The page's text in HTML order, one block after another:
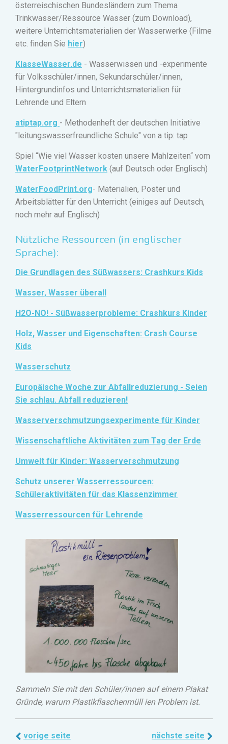
österreischischen Bundesländern zum Thema
Trinkwasser/Ressource Wasser (zum Download),
weitere Unterrichtsmaterialien der Wasserwerke (Filme
etc. finden Sie hier)
KlasseWasser.de - Wasserwissen und -experimente
für Volksschüler/innen, Sekundarschüler/innen,
Hintergrundinfos und Unterrichtsmaterialien für
Lehrende und Eltern
atiptap.org - Methodenheft der deutschen Initiative
"leitungswasserfreundliche Schule" von a tip: tap
Spiel “Wie viel Wasser kosten unsere Mahlzeiten“ vom
WaterFootprintNetwork (auf Deutsch oder Englisch)
WaterFoodPrint.org- Materialien, Poster und
Arbeitsblätter für den Unterricht (einiges auf Deutsch,
noch mehr auf Englisch)
Nützliche Ressourcen (in englischer
Sprache):
Die Grundlagen des Süßwassers: Crashkurs Kids
Wasser, Wasser überall
H2O-NO! - Süßwasserprobleme: Crashkurs Kinder
Holz, Wasser und Eigenschaften: Crash Course
Kids
Wasserschutz
Europäische Woche zur Abfallreduzierung - Seien
Sie schlau. Abfall reduzieren!
Wasserverschmutzungsexperimente für Kinder
Wissenschaftliche Aktivitäten zum Tag der Erde
Umwelt für Kinder: Wasserverschmutzung
Schutz unserer Wasserressourcen:
Schüleraktivitäten für das Klassenzimmer
Wasserressourcen für Lehrende
Sammeln Sie mit den Schüler/innen auf einem Plakat
Gründe, warum Plastikflaschenmüll ien Problem ist.
vorige seite nächste seite